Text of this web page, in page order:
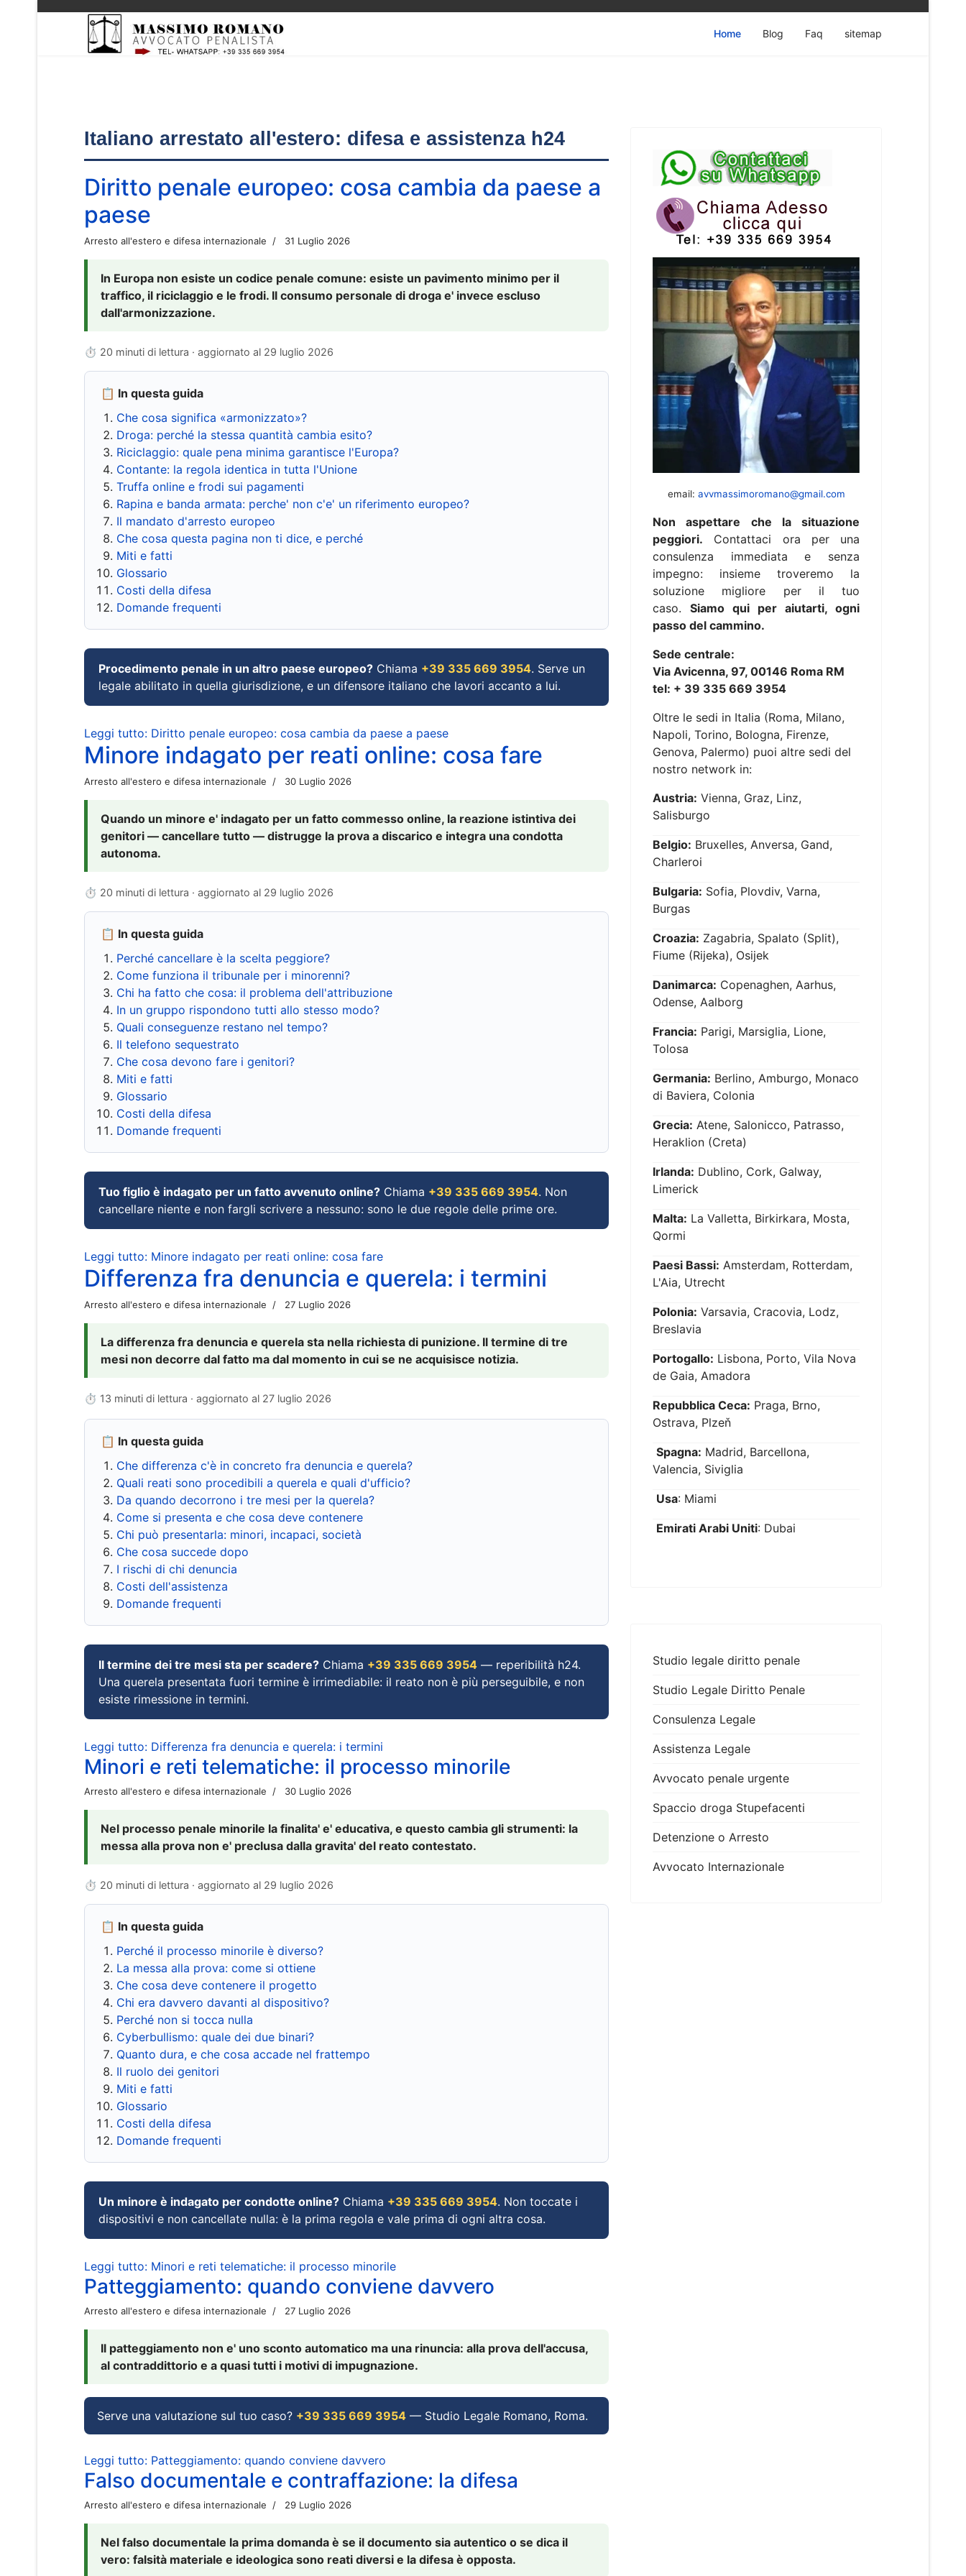
Home Blog Faq sitemap
Italiano arrestato all'estero: difesa e assistenza h24
Diritto penale europeo: cosa cambia da paese a
paese
Arresto all'estero e difesa internazionale 31 Luglio 2026
In Europa non esiste un codice penale comune: esiste un pavimento minimo per il
traffico, il riciclaggio e le frodi. Il consumo personale di droga e' invece escluso
dall'armonizzazione.
⏱ 20 minuti di lettura · aggiornato al 29 luglio 2026
📋 In questa guida
Che cosa significa «armonizzato»?
Droga: perché la stessa quantità cambia esito?
Riciclaggio: quale pena minima garantisce l'Europa?
Contante: la regola identica in tutta l'Unione
Truffa online e frodi sui pagamenti
Rapina e banda armata: perche' non c'e' un riferimento europeo?
Il mandato d'arresto europeo
Che cosa questa pagina non ti dice, e perché
Miti e fatti
Glossario
Costi della difesa
Domande frequenti
Procedimento penale in un altro paese europeo? Chiama +39 335 669 3954. Serve un
legale abilitato in quella giurisdizione, e un difensore italiano che lavori accanto a lui.
Leggi tutto: Diritto penale europeo: cosa cambia da paese a paese
Minore indagato per reati online: cosa fare
Arresto all'estero e difesa internazionale 30 Luglio 2026
Quando un minore e' indagato per un fatto commesso online, la reazione istintiva dei
genitori — cancellare tutto — distrugge la prova a discarico e integra una condotta
autonoma.
⏱ 20 minuti di lettura · aggiornato al 29 luglio 2026
📋 In questa guida
Perché cancellare è la scelta peggiore?
Come funziona il tribunale per i minorenni?
Chi ha fatto che cosa: il problema dell'attribuzione
In un gruppo rispondono tutti allo stesso modo?
Quali conseguenze restano nel tempo?
Il telefono sequestrato
Che cosa devono fare i genitori?
Miti e fatti
Glossario
Costi della difesa
Domande frequenti
Tuo figlio è indagato per un fatto avvenuto online? Chiama +39 335 669 3954. Non
cancellare niente e non fargli scrivere a nessuno: sono le due regole delle prime ore.
Leggi tutto: Minore indagato per reati online: cosa fare
Differenza fra denuncia e querela: i termini
Arresto all'estero e difesa internazionale 27 Luglio 2026
La differenza fra denuncia e querela sta nella richiesta di punizione. Il termine di tre
mesi non decorre dal fatto ma dal momento in cui se ne acquisisce notizia.
⏱ 13 minuti di lettura · aggiornato al 27 luglio 2026
📋 In questa guida
Che differenza c'è in concreto fra denuncia e querela?
Quali reati sono procedibili a querela e quali d'ufficio?
Da quando decorrono i tre mesi per la querela?
Come si presenta e che cosa deve contenere
Chi può presentarla: minori, incapaci, società
Che cosa succede dopo
I rischi di chi denuncia
Costi dell'assistenza
Domande frequenti
Il termine dei tre mesi sta per scadere? Chiama +39 335 669 3954 — reperibilità h24.
Una querela presentata fuori termine è irrimediabile: il reato non è più perseguibile, e non
esiste rimessione in termini.
Leggi tutto: Differenza fra denuncia e querela: i termini
Minori e reti telematiche: il processo minorile
Arresto all'estero e difesa internazionale 30 Luglio 2026
Nel processo penale minorile la finalita' e' educativa, e questo cambia gli strumenti: la
messa alla prova non e' preclusa dalla gravita' del reato contestato.
⏱ 20 minuti di lettura · aggiornato al 29 luglio 2026
📋 In questa guida
Perché il processo minorile è diverso?
La messa alla prova: come si ottiene
Che cosa deve contenere il progetto
Chi era davvero davanti al dispositivo?
Perché non si tocca nulla
Cyberbullismo: quale dei due binari?
Quanto dura, e che cosa accade nel frattempo
Il ruolo dei genitori
Miti e fatti
Glossario
Costi della difesa
Domande frequenti
Un minore è indagato per condotte online? Chiama +39 335 669 3954. Non toccate i
dispositivi e non cancellate nulla: è la prima regola e vale prima di ogni altra cosa.
Leggi tutto: Minori e reti telematiche: il processo minorile
Patteggiamento: quando conviene davvero
Arresto all'estero e difesa internazionale 27 Luglio 2026
Il patteggiamento non e' uno sconto automatico ma una rinuncia: alla prova dell'accusa,
al contraddittorio e a quasi tutti i motivi di impugnazione.
Serve una valutazione sul tuo caso? +39 335 669 3954 — Studio Legale Romano, Roma.
Leggi tutto: Patteggiamento: quando conviene davvero
Falso documentale e contraffazione: la difesa
Arresto all'estero e difesa internazionale 29 Luglio 2026
Nel falso documentale la prima domanda è se il documento sia autentico o se dica il
vero: falsità materiale e ideologica sono reati diversi e la difesa è opposta.
email: avvmassimoromano@gmail.com
Non aspettare che la situazione
peggiori. Contattaci ora per una
consulenza immediata e senza
impegno: insieme troveremo la
soluzione migliore per il tuo
caso. Siamo qui per aiutarti, ogni
passo del cammino.
Sede centrale:
Via Avicenna, 97, 00146 Roma RM
tel: + 39 335 669 3954
Oltre le sedi in Italia (Roma, Milano,
Napoli, Torino, Bologna, Firenze,
Genova, Palermo) puoi altre sedi del
nostro network in:
Austria: Vienna, Graz, Linz,
Salisburgo
Belgio: Bruxelles, Anversa, Gand,
Charleroi
Bulgaria: Sofia, Plovdiv, Varna,
Burgas
Croazia: Zagabria, Spalato (Split),
Fiume (Rijeka), Osijek
Danimarca: Copenaghen, Aarhus,
Odense, Aalborg
Francia: Parigi, Marsiglia, Lione,
Tolosa
Germania: Berlino, Amburgo, Monaco
di Baviera, Colonia
Grecia: Atene, Salonicco, Patrasso,
Heraklion (Creta)
Irlanda: Dublino, Cork, Galway,
Limerick
Malta: La Valletta, Birkirkara, Mosta,
Qormi
Paesi Bassi: Amsterdam, Rotterdam,
L'Aia, Utrecht
Polonia: Varsavia, Cracovia, Lodz,
Breslavia
Portogallo: Lisbona, Porto, Vila Nova
de Gaia, Amadora
Repubblica Ceca: Praga, Brno,
Ostrava, Plzeň
Spagna: Madrid, Barcellona,
Valencia, Siviglia
Usa: Miami
Emirati Arabi Uniti: Dubai
Studio legale diritto penale
Studio Legale Diritto Penale
Consulenza Legale
Assistenza Legale
Avvocato penale urgente
Spaccio droga Stupefacenti
Detenzione o Arresto
Avvocato Internazionale